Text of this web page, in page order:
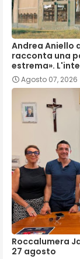
Andrea Aniello
racconta una
estrema».
Agosto 07, 2026
Roccalumera
27 agosto